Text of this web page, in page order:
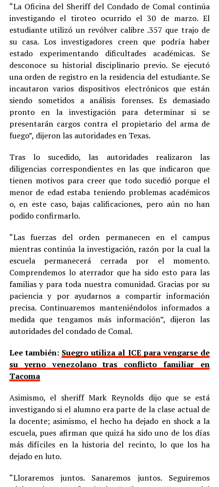
“La Oficina del Sheriff del Condado de Comal continúa
investigando el tiroteo ocurrido el 30 de marzo. El
estudiante utilizó un revólver calibre .357 que trajo de
su casa. Los investigadores creen que podría haber
estado experimentando dificultades académicas. Se
desconoce su historial disciplinario previo. Se ejecutó
una orden de registro en la residencia del estudiante. Se
incautaron varios dispositivos electrónicos que están
siendo sometidos a análisis forenses. Es demasiado
pronto en la investigación para determinar si se
presentarán cargos contra el propietario del arma de
fuego”, dijeron las autoridades en Texas.
Tras lo sucedido, las autoridades realizaron las
diligencias correspondientes en las que indicaron que
tienen motivos para creer que todo sucedió porque el
menor de edad estaba teniendo problemas académicos
o, en este caso, bajas calificaciones, pero aún no han
podido confirmarlo.
“Las fuerzas del orden permanecen en el campus
mientras continúa la investigación, razón por la cual la
escuela permanecerá cerrada por el momento.
Comprendemos lo aterrador que ha sido esto para las
familias y para toda nuestra comunidad. Gracias por su
paciencia y por ayudarnos a compartir información
precisa. Continuaremos manteniéndolos informados a
medida que tengamos más información”, dijeron las
autoridades del condado de Comal.
Lee también: Suegro utiliza al ICE para vengarse de
su yerno venezolano tras conflicto familiar en
Tacoma
Asimismo, el sheriff Mark Reynolds dijo que se está
investigando si el alumno era parte de la clase actual de
la docente; asimismo, el hecho ha dejado en shock a la
escuela, pues afirman que quizá ha sido uno de los días
más difíciles en la historia del recinto, lo que los ha
dejado en luto.
“Lloraremos juntos. Sanaremos juntos. Seguiremos